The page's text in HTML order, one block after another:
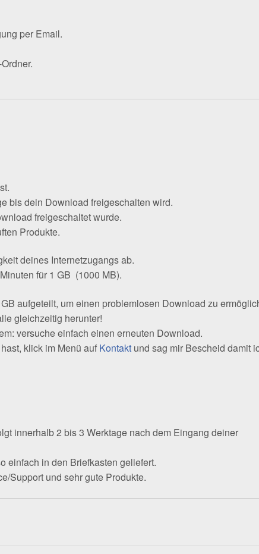
per Email.
bis dein Download freigeschalten wird.
freigeschaltet wurde.
Produkte.
deines Internetzugangs ab.
für 1 GB (1000 MB).
aufgeteilt, um einen problemlosen Download zu
gleichzeitig herunter!
versuche einfach einen erneuten Download.
klick im Menü auf Kontaktund sag mir Bescheid damit
innerhalb 2 bis 3 Werktage nach dem Eingang deiner
einfach in den Briefkasten geliefert.
Support und sehr gute Produkte.